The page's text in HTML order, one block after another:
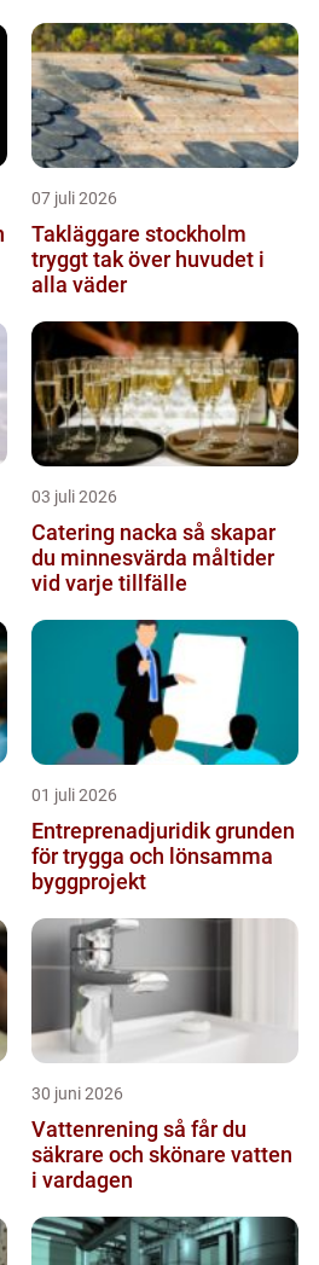
07 juli 2026
Takläggare stockholm
tryggt tak över huvudet i
alla väder
03 juli 2026
Catering nacka så skapar
du minnesvärda måltider
vid varje tillfälle
01 juli 2026
Entreprenadjuridik grunden
för trygga och lönsamma
byggprojekt
30 juni 2026
Vattenrening så får du
säkrare och skönare vatten
i vardagen